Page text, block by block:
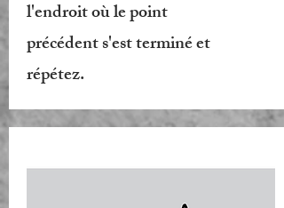
l'endroit où le point
précédent s'est terminé et
répétez.